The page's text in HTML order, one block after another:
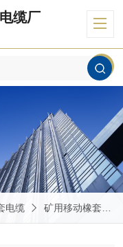
缆厂
电缆 矿用移动橡套电缆